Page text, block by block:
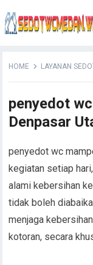
HOME LAYANAN
penyedot
Denpasar
penyedot wc
kegiatan setiap
alami kebersihan
tidak boleh
menjaga
kotoran, secara